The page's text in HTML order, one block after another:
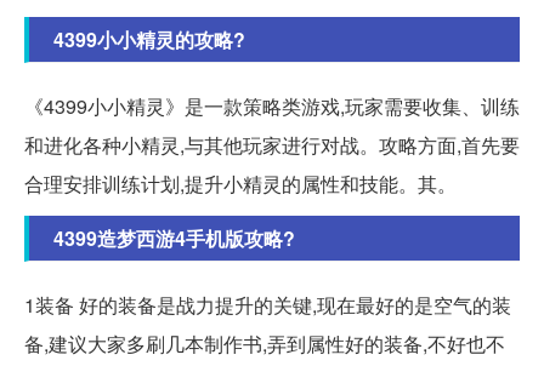
4399小小精灵的攻略?
《4399小小精灵》是一款策略类游戏,玩家需要收集、训练
和进化各种小精灵,与其他玩家进行对战。攻略方面,首先要
合理安排训练计划,提升小精灵的属性和技能。其。
4399造梦西游4手机版攻略?
1装备 好的装备是战力提升的关键,现在最好的是空气的装
备,建议大家多刷几本制作书,弄到属性好的装备,不好也不